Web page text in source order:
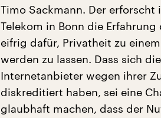
Timo Sackmann. Der erforscht
Telekom in Bonn die
eifrig dafür, Privatheit zu
werden zu lassen. Dass sich
Internetanbieter wegen ihrer
diskreditiert haben, sei eine
glaubhaft machen, dass der